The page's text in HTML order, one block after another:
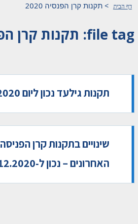
דף הבית >תקנות קרן הפנסיה 2020
file tag: תקנות קרן
תקנות גילעד נכון ליום 24.12.2020
האחרונים – נכון ל-28.12.2020